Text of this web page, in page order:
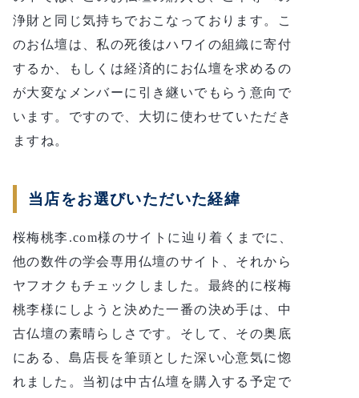
浄財と同じ気持ちでおこなっております。こ
のお仏壇は、私の死後はハワイの組織に寄付
するか、もしくは経済的にお仏壇を求めるの
が大変なメンバーに引き継いでもらう意向で
います。ですので、大切に使わせていただき
ますね。
当店をお選びいただいた経緯
桜梅桃李.com様のサイトに辿り着くまでに、
他の数件の学会専用仏壇のサイト、それから
ヤフオクもチェックしました。最終的に桜梅
桃李様にしようと決めた一番の決め手は、中
古仏壇の素晴らしさです。そして、その奥底
にある、島店長を筆頭とした深い心意気に惚
れました。当初は中古仏壇を購入する予定で